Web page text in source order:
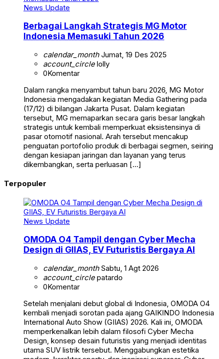
News Update
Berbagai Langkah Strategis MG Motor
Indonesia Memasuki Tahun 2026
calendar_monthJumat, 19 Des 2025
account_circlelolly
0Komentar
Dalam rangka menyambut tahun baru 2026, MG Motor
Indonesia mengadakan kegiatan Media Gathering pada
(17/12) di bilangan Jakarta Pusat. Dalam kegiatan
tersebut, MG memaparkan secara garis besar langkah
strategis untuk kembali memperkuat eksistensinya di
pasar otomotif nasional. Arah tersebut mencakup
penguatan portofolio produk di berbagai segmen, seiring
dengan kesiapan jaringan dan layanan yang terus
dikembangkan, serta perluasan […]
Terpopuler
News Update
OMODA O4 Tampil dengan Cyber Mecha
Design di GIIAS, EV Futuristis Bergaya AI
calendar_monthSabtu, 1 Agt 2026
account_circlepatardo
0Komentar
Setelah menjalani debut global di Indonesia, OMODA O4
kembali menjadi sorotan pada ajang GAIKINDO Indonesia
International Auto Show (GIIAS) 2026. Kali ini, OMODA
memperkenalkan lebih dalam filosofi Cyber Mecha
Design, konsep desain futuristis yang menjadi identitas
utama SUV listrik tersebut. Menggabungkan estetika